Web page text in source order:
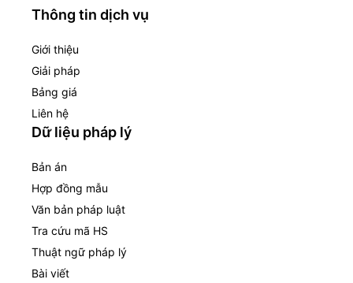
Thông tin dịch vụ
Giới thiệu
Giải pháp
Bảng giá
Liên hệ
Dữ liệu pháp lý
Bản án
Hợp đồng mẫu
Văn bản pháp luật
Tra cứu mã HS
Thuật ngữ pháp lý
Bài viết